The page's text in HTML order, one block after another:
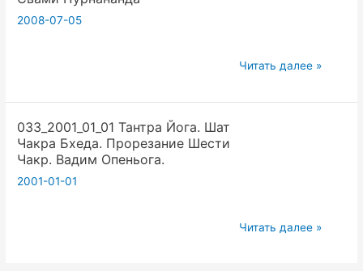
2008-07-05
Свами
Читать далее »
033_2001_01_01 Тантра Йога. Шат
Чакра Бхеда. Прорезание Шести
Чакр. Вадим Опеньога.
2001-01-01
033_2001_01_01
Читать далее »